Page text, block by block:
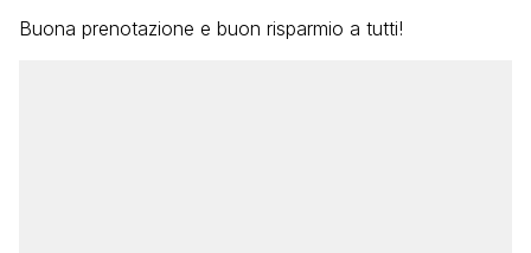
Buona prenotazione e buon risparmio a tutti!